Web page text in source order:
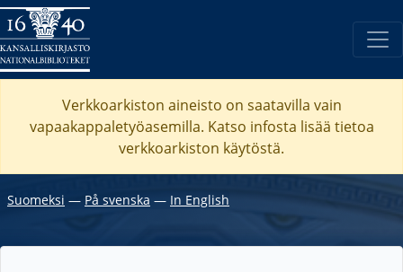
Verkkoarkiston aineisto on saatavilla vain
vapaakappaletyöasemilla. Katso infosta lisää tietoa
verkkoarkiston käytöstä.
Suomeksi ― På svenska ― In English